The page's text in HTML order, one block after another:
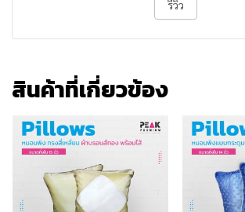
รีวิว
สินค้าที่เกี่ยวข้อง